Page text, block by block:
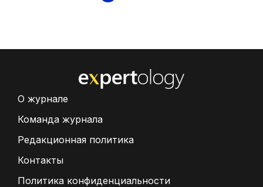
О журнале
Команда журнала
Редакционная политика
Контакты
Политика конфиденциальности